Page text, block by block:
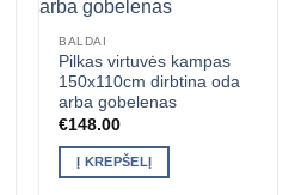
BALDAI
Pilkas virtuvės kampas
150x110cm dirbtina oda
arba gobelenas
€148.00
Į KREPŠELĮ